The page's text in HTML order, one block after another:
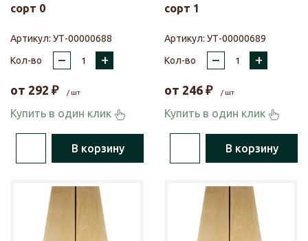
сорт 0
Артикул: УТ-00000688
Кол-во
– +
от 292 ₽ / шт
Купить в один клик
В корзину
сорт 1
Артикул: УТ-00000689
Кол-во
– +
от 246 ₽ / шт
Купить в один клик
В корзину